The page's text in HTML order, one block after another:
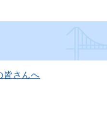
皆さんへ